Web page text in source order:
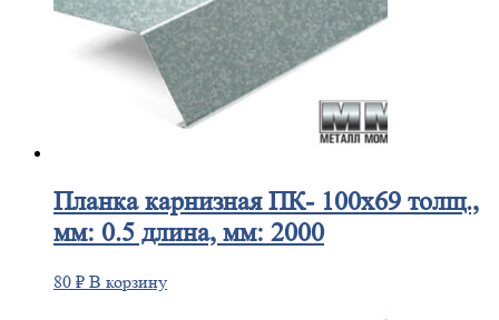
Планкакарнизная ПК- 100х69 толщ.,
мм: 0.5 длина, мм: 2000
80 ₽ В корзину